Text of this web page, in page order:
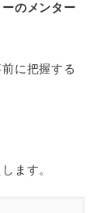
のメンター
に把握する
ます。